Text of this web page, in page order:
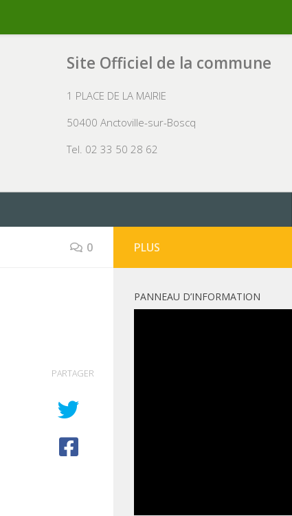
Site Officiel de la commune
1 PLACE DE LA MAIRIE
50400 Anctoville-sur-Boscq
Tel. 02 33 50 28 62
0
PARTAGER
PLUS
PANNEAU D’INFORMATION